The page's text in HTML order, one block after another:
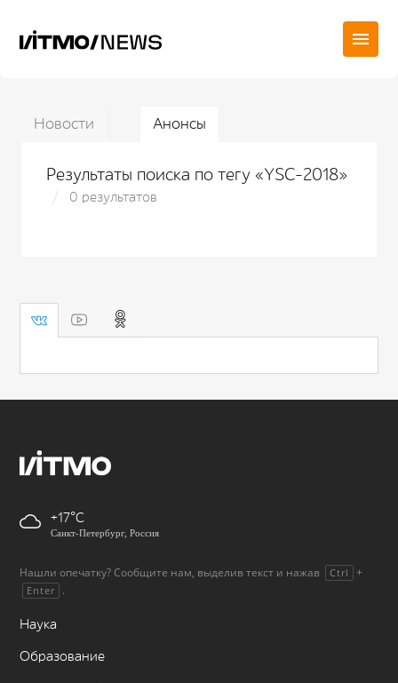
Новости Анонсы
Результаты поиска по тегу «YSC-2018»
0 результатов
+17
Санкт-Петербург, Россия
Нашли опечатку? Сообщите нам, выделив текст и нажав Ctrl +
Enter .
Наука
Образование